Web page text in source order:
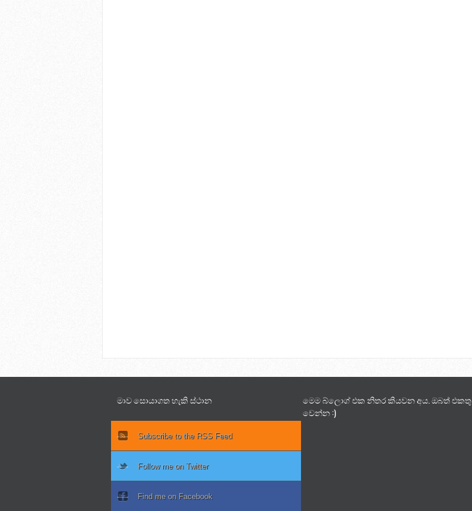
මාව සොයාගත හැකි ස්ථාන
Subscribe to the RSS Feed
Follow me on Twitter
Find me on Facebook
මෙම බ්ලොග් එක නිතර කියවන අය. ඔබත් එකතු
වෙන්න :)